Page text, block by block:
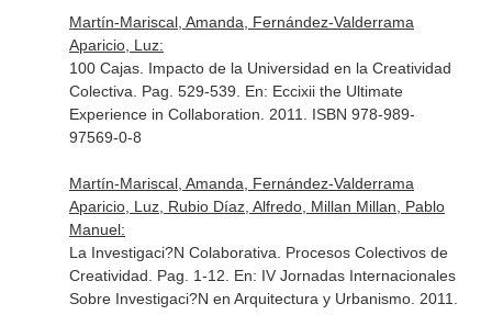
Martín-Mariscal, Amanda, Fernández-Valderrama
Aparicio, Luz:
100 Cajas. Impacto de la Universidad en la Creatividad
Colectiva. Pag. 529-539. En: Eccixii the Ultimate
Experience in Collaboration . 2011. ISBN 978-989-
97569-0-8
Martín-Mariscal, Amanda, Fernández-Valderrama
Aparicio, Luz, Rubio Díaz, Alfredo, Millan Millan, Pablo
Manuel:
La Investigaci?N Colaborativa. Procesos Colectivos de
Creatividad. Pag. 1-12. En: IV Jornadas Internacionales
Sobre Investigaci?N en Arquitectura y Urbanismo. 2011.